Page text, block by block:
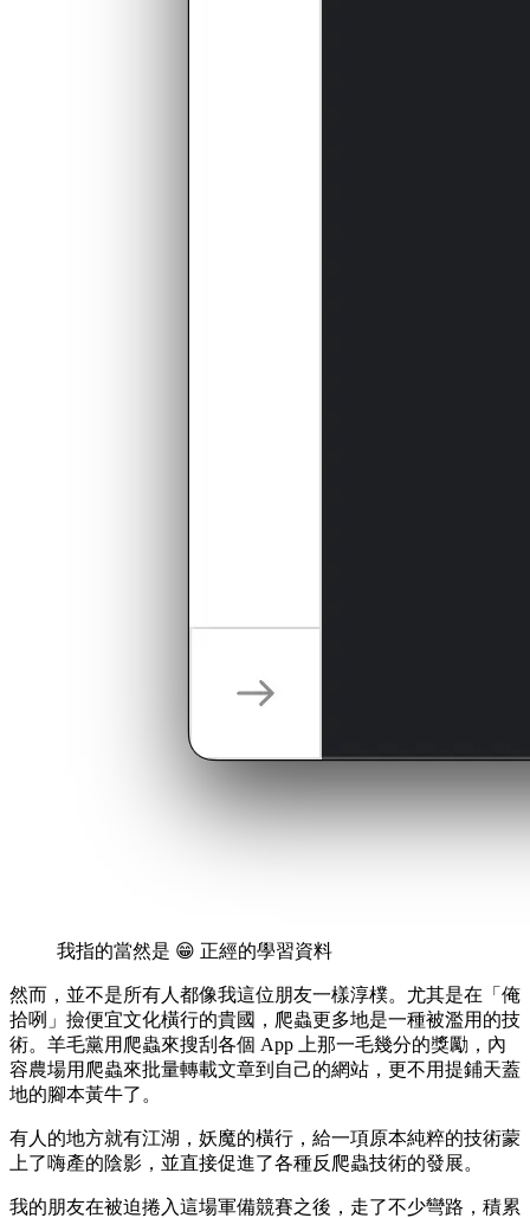
我指的當然是 😁 正經的學習資料
然而，並不是所有人都像我這位朋友一樣淳樸。尤其是在「俺
拾咧」撿便宜文化橫行的貴國，爬蟲更多地是一種被濫用的技
術。羊毛黨用爬蟲來搜刮各個 App 上那一毛幾分的獎勵，內
容農場用爬蟲來批量轉載文章到自己的網站，更不用提鋪天蓋
地的腳本黃牛了。
有人的地方就有江湖，妖魔的橫行，給一項原本純粹的技術蒙
上了嗨產的陰影，並直接促進了各種反爬蟲技術的發展。
我的朋友在被迫捲入這場軍備競賽之後，走了不少彎路，積累